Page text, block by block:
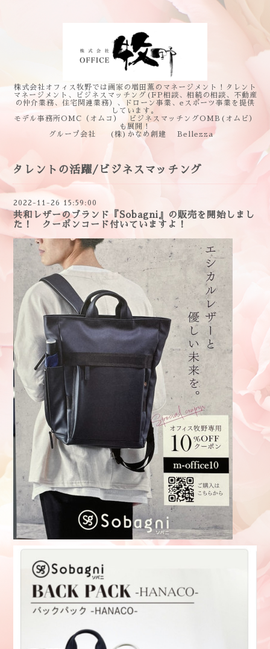
株式会社オフィス牧野では画家の増田薫のマネージメント！タレント
マネージメント、ビジネスマッチング(FP相談、相続の相談、不動産
の仲介業務、住宅関連業務）、ドローン事業、eスポーツ事業を提供
しています。
モデル事務所OMC（オムコ） ビジネスマッチングOMB(オムビ）
も展開！
グループ会社 (株)かなめ創建 Bellezza
タレントの活躍/ビジネスマッチング
2022-11-26 15:59:00
共和レザーのブランド『Sobagni』の販売を開始しまし
た！ クーポンコード付いていますよ！